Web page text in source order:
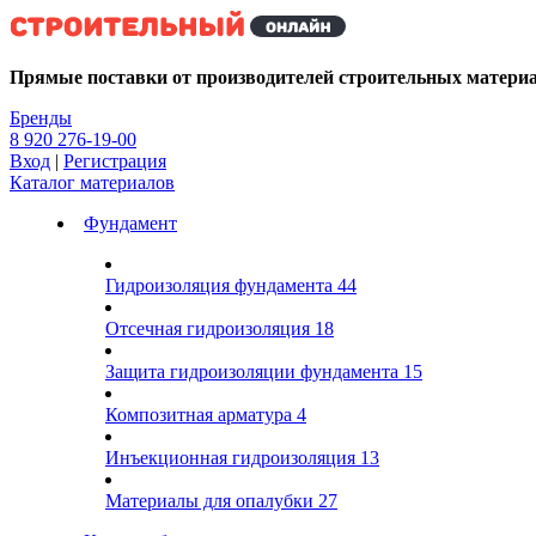
Kg
Прямые поставки от производителей строительных
Бренды
8 920 276-19-00
Вход | Регистрация
Каталог материалов
Фундамент
Гидроизоляция фундамента 44
Отсечная гидроизоляция 18
Защита гидроизоляции фундамента 15
Композитная арматура 4
Инъекционная гидроизоляция 13
Материалы для опалубки 27